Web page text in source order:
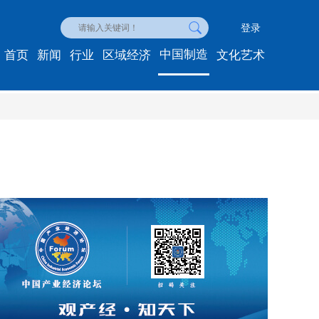
登录
首页 新闻 行业 区域经济 中国制造 文化艺术